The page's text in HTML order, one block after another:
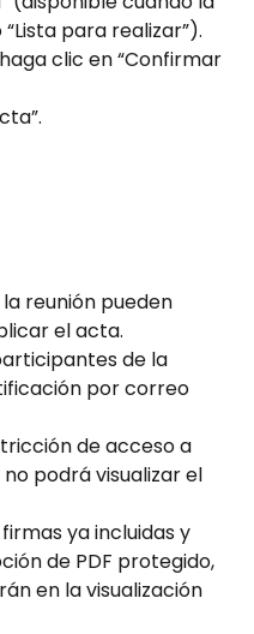
para realizar”).
clic en “Confirmar
reunión pueden
el acta.
de la
por correo
de acceso a
podrá visualizar el
ya incluidas y
de PDF protegido,
en la visualización